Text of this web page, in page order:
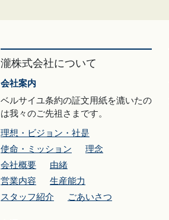
瀧株式会社について
会社案内
ベルサイユ条約の証文用紙を漉いたの
は我々のご先祖さまです。
理想・ビジョン・社是
使命・ミッション
理念
会社概要
由緒
営業内容
生産能力
スタッフ紹介
ごあいさつ